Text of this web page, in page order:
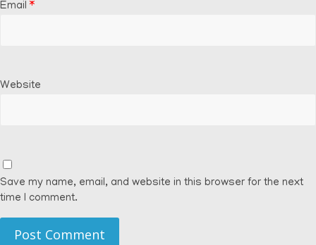
Email *
Website
Save my name, email, and website in this browser for the next
time I comment.